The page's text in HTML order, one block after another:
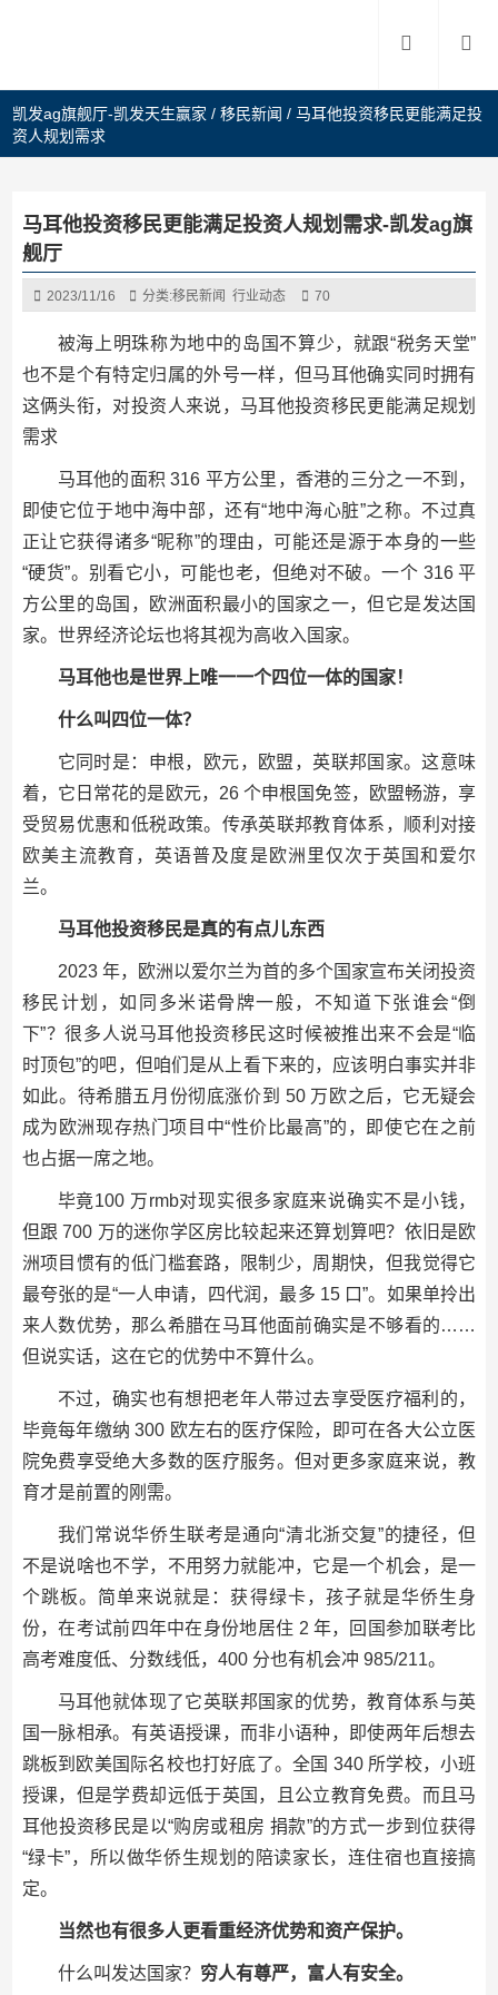
凯发ag旗舰厅-凯发天生赢家 /移民新闻 /马耳他投资移民更能满足投
资人规划需求
马耳他投资移民更能满足投资人规划需求-凯发ag旗
舰厅
2023/11/16 分类:移民新闻 行业动态 70
被海上明珠称为地中的岛国不算少，就跟“税务天堂”
也不是个有特定归属的外号一样，但马耳他确实同时拥有
这俩头衔，对投资人来说，马耳他投资移民更能满足规划
需求
马耳他的面积 316 平方公里，香港的三分之一不到，
即使它位于地中海中部，还有“地中海心脏”之称。不过真
正让它获得诸多“昵称”的理由，可能还是源于本身的一些
“硬货”。别看它小，可能也老，但绝对不破。一个 316 平
方公里的岛国，欧洲面积最小的国家之一，但它是发达国
家。世界经济论坛也将其视为高收入国家。
马耳他也是世界上唯一一个四位一体的国家！
什么叫四位一体？
它同时是：申根，欧元，欧盟，英联邦国家。这意味
着，它日常花的是欧元，26 个申根国免签，欧盟畅游，享
受贸易优惠和低税政策。传承英联邦教育体系，顺利对接
欧美主流教育，英语普及度是欧洲里仅次于英国和爱尔
兰。
马耳他投资移民是真的有点儿东西
2023 年，欧洲以爱尔兰为首的多个国家宣布关闭投资
移民计划，如同多米诺骨牌一般，不知道下张谁会“倒
下”？很多人说马耳他投资移民这时候被推出来不会是“临
时顶包”的吧，但咱们是从上看下来的，应该明白事实并非
如此。待希腊五月份彻底涨价到 50 万欧之后，它无疑会
成为欧洲现存热门项目中“性价比最高”的，即使它在之前
也占据一席之地。
毕竟100 万rmb对现实很多家庭来说确实不是小钱，
但跟 700 万的迷你学区房比较起来还算划算吧？依旧是欧
洲项目惯有的低门槛套路，限制少，周期快，但我觉得它
最夸张的是“一人申请，四代润，最多 15 口”。如果单拎出
来人数优势，那么希腊在马耳他面前确实是不够看的……
但说实话，这在它的优势中不算什么。
不过，确实也有想把老年人带过去享受医疗福利的，
毕竟每年缴纳 300 欧左右的医疗保险，即可在各大公立医
院免费享受绝大多数的医疗服务。但对更多家庭来说，教
育才是前置的刚需。
我们常说华侨生联考是通向“清北浙交复”的捷径，但
不是说啥也不学，不用努力就能冲，它是一个机会，是一
个跳板。简单来说就是：获得绿卡，孩子就是华侨生身
份，在考试前四年中在身份地居住 2 年，回国参加联考比
高考难度低、分数线低，400 分也有机会冲 985/211。
马耳他就体现了它英联邦国家的优势，教育体系与英
国一脉相承。有英语授课，而非小语种，即使两年后想去
跳板到欧美国际名校也打好底了。全国 340 所学校，小班
授课，但是学费却远低于英国，且公立教育免费。而且马
耳他投资移民是以“购房或租房 捐款”的方式一步到位获得
“绿卡”，所以做华侨生规划的陪读家长，连住宿也直接搞
定。
当然也有很多人更看重经济优势和资产保护。
什么叫发达国家？ 穷人有尊严，富人有安全。